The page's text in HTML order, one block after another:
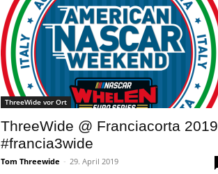
ThreeWide vor Ort
ThreeWide @ Franciacorta 2019
#francia3wide
Tom Threewide - 29. April 2019